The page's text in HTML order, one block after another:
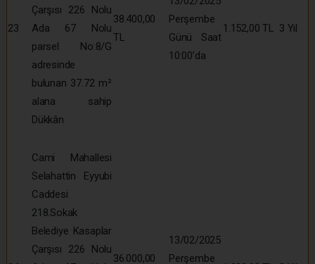
23
Çarşısı 226 Nolu
Ada 67 Nolu
parsel No:8/G
adresinde
bulunan 37.72 m²
alana sahip
Dükkân
38.400,00
TL
Perşembe
Günü Saat
10:00’da
1.152,00 TL 3 Yıl
Cami Mahallesi
Selahattin Eyyubi
Caddesi
218.Sokak
Belediye Kasaplar
Çarşısı 226 Nolu
36.000,00
13/02/2025
Perşembe